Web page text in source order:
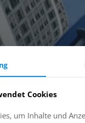
Cookies
um Inhalte und